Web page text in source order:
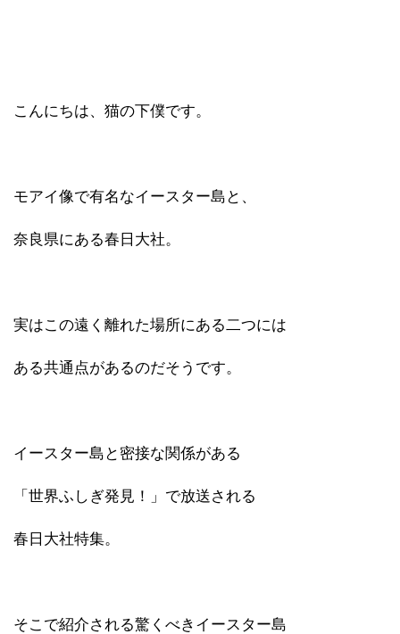
こんにちは、猫の下僕です。
モアイ像で有名なイースター島と、
奈良県にある春日大社。
実はこの遠く離れた場所にある二つには
ある共通点があるのだそうです。
イースター島と密接な関係がある
「世界ふしぎ発見！」で放送される
春日大社特集。
そこで紹介される驚くべきイースター島